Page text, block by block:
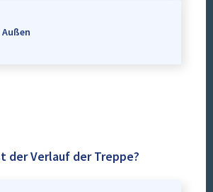
Außen
der Verlauf der Treppe?